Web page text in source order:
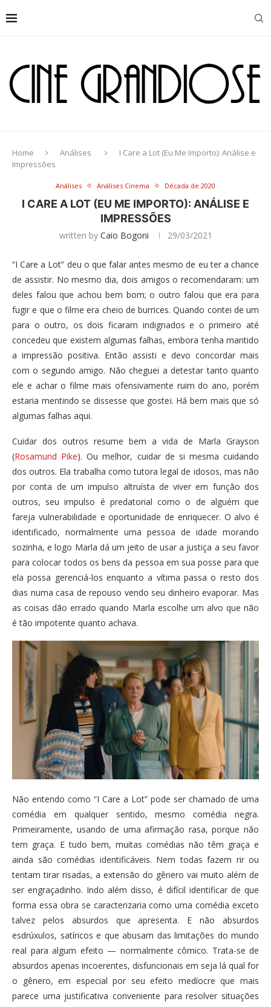
Home Análises
I Care a Lot (Eu Me Importo): Análise e
Impressões
Análises Análises Cinema Década de 2020
I CARE A LOT (EU ME IMPORTO): ANÁLISE E
IMPRESSÕES
written by Caio Bogoni 29/03/2021
“I Care a Lot” deu o que falar antes mesmo de eu ter a chance
de assistir. No mesmo dia, dois amigos o recomendaram: um
deles falou que achou bem bom; o outro falou que era para
fugir e que o filme era cheio de burrices. Quando contei de um
para o outro, os dois ficaram indignados e o primeiro até
concedeu que existem algumas falhas, embora tenha mantido
a impressão positiva. Então assisti e devo concordar mais
com o segundo amigo. Não cheguei a detestar tanto quanto
ele e achar o filme mais ofensivamente ruim do ano, porém
estaria mentindo se dissesse que gostei. Há bem mais que só
algumas falhas aqui.
Cuidar dos outros resume bem a vida de Marla Grayson
(Rosamund Pike). Ou melhor, cuidar de si mesma cuidando
dos outros. Ela trabalha como tutora legal de idosos, mas não
por conta de um impulso altruísta de viver em função dos
outros, seu impulso é predatorial como o de alguém que
fareja vulnerabilidade e oportunidade de enriquecer. O alvo é
identificado, normalmente uma pessoa de idade morando
sozinha, e logo Marla dá um jeito de usar a justiça a seu favor
para colocar todos os bens da pessoa em sua posse para que
ela possa gerenciá-los enquanto a vítima passa o resto dos
dias numa casa de repouso vendo seu dinheiro evaporar. Mas
as coisas dão errado quando Marla escolhe um alvo que não
é tão impotente quanto achava.
Não entendo como “I Care a Lot” pode ser chamado de uma
comédia em qualquer sentido, mesmo comédia negra.
Primeiramente, usando de uma afirmação rasa, porque não
tem graça. E tudo bem, muitas comédias não têm graça e
ainda são comédias identificáveis. Nem todas fazem rir ou
tentam tirar risadas, a extensão do gênero vai muito além de
ser engraçadinho. Indo além disso, é difícil identificar de que
forma essa obra se caracterizaria como uma comédia exceto
talvez pelos absurdos que apresenta. E não absurdos
esdrúxulos, satíricos e que abusam das limitações do mundo
real para algum efeito — normalmente cômico. Trata-se de
absurdos apenas incoerentes, disfuncionais em seja lá qual for
o gênero, em especial por seu efeito medíocre que mais
parece uma justificativa conveniente para resolver situações